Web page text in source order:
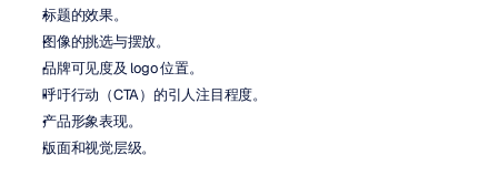
标题的效果。
图像的挑选与摆放。
品牌可见度及 logo 位置。
呼吁行动（CTA）的引人注目程度。
产品形象表现。
版面和视觉层级。